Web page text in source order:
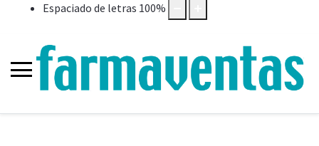
Espaciado de letras 100%